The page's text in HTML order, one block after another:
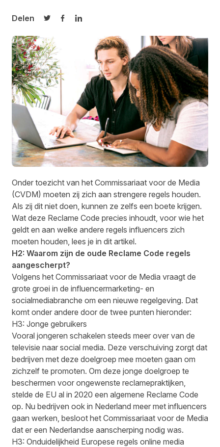
Delen
Delen op Twitter
Delen op Facebook
Delen op LinkedIn
Onder toezicht van het Commissariaat voor de Media
(CVDM) moeten zij zich aan strengere regels houden.
Als zij dit niet doen, kunnen ze zelfs een boete krijgen.
Wat deze Reclame Code precies inhoudt, voor wie het
geldt en aan welke andere regels influencers zich
moeten houden, lees je in dit artikel.
H2: Waarom zijn de oude Reclame Code regels
aangescherpt?
Volgens het Commissariaat voor de Media vraagt de
grote groei in de influencermarketing- en
socialmediabranche om een nieuwe regelgeving. Dat
komt onder andere door de twee punten hieronder:
H3: Jonge gebruikers
Vooral jongeren schakelen steeds meer over van de
televisie naar social media. Deze verschuiving zorgt dat
bedrijven met deze doelgroep mee moeten gaan om
zichzelf te promoten. Om deze jonge doelgroep te
beschermen voor ongewenste reclamepraktijken,
stelde de EU al in 2020 een algemene Reclame Code
op. Nu bedrijven ook in Nederland meer met influencers
gaan werken, besloot het Commissariaat voor de Media
dat er een Nederlandse aanscherping nodig was.
H3: Onduidelijkheid Europese regels online media